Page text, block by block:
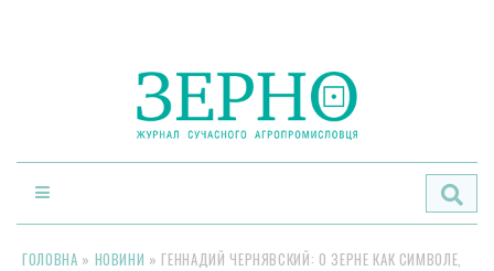
ГОЛОВНА » НОВИНИ » ГЕННАДИЙ ЧЕРНЯВСКИЙ: О ЗЕРНЕ КАК СИМВОЛЕ,